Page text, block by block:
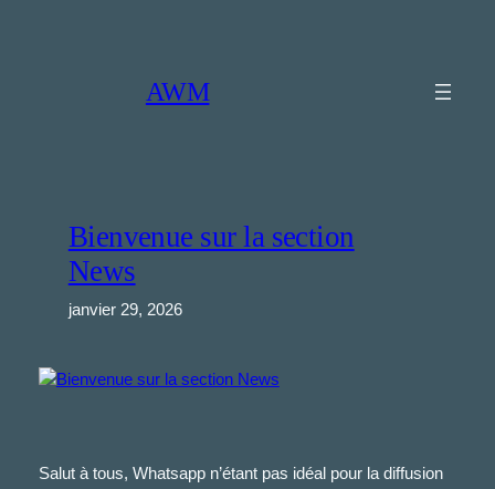
AWM
Bienvenue sur la section
News
janvier 29, 2026
Salut à tous, Whatsapp n’étant pas idéal pour la diffusion